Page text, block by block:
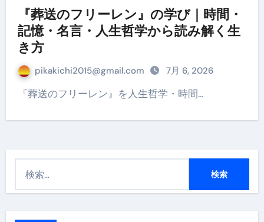
『葬送のフリーレン』の学び｜時間・
記憶・名言・人生哲学から読み解く生
き方
pikakichi2015@gmail.com 7月 6, 2026
『葬送のフリーレン』を人生哲学・時間…